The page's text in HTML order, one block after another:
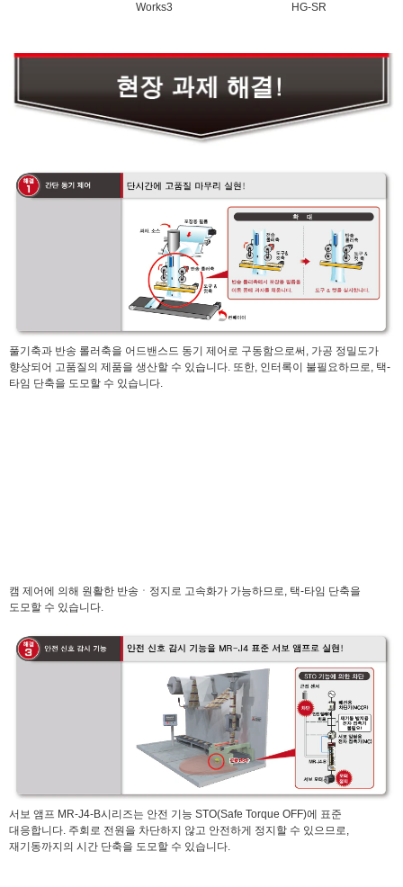
Works3
HG-SR
풀기축과 반송 롤러축을 어드밴스드 동기 제어로 구동함으로써, 가공 정밀도가
향상되어 고품질의 제품을 생산할 수 있습니다. 또한, 인터록이 불필요하므로, 택-
타임 단축을 도모할 수 있습니다.
캠 제어에 의해 원활한 반송ㆍ정지로 고속화가 가능하므로, 택-타임 단축을
도모할 수 있습니다.
서보 앰프 MR-J4-B시리즈는 안전 기능 STO(Safe Torque OFF)에 표준
대응합니다. 주회로 전원을 차단하지 않고 안전하게 정지할 수 있으므로,
재기동까지의 시간 단축을 도모할 수 있습니다.